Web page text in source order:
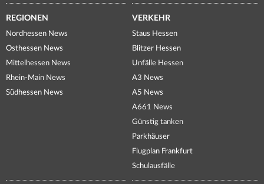
REGIONEN
Nordhessen News
Osthessen News
Mittelhessen News
Rhein-Main News
Südhessen News
VERKEHR
Staus Hessen
Blitzer Hessen
Unfälle Hessen
A3 News
A5 News
A661 News
Günstig tanken
Parkhäuser
Flugplan Frankfurt
Schulausfälle